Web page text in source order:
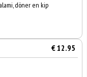
döner en kip
€ 12.95